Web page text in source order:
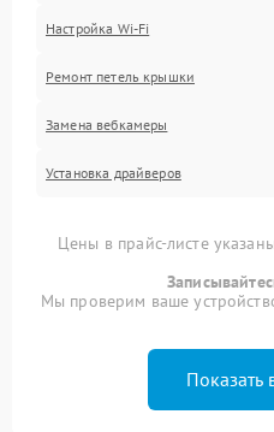
Настройка Wi-Fi
Ремонт петель крышки
Замена вебкамеры
Установка драйверов
Цены в прайс-листе
Мы проверим ваше
Показать